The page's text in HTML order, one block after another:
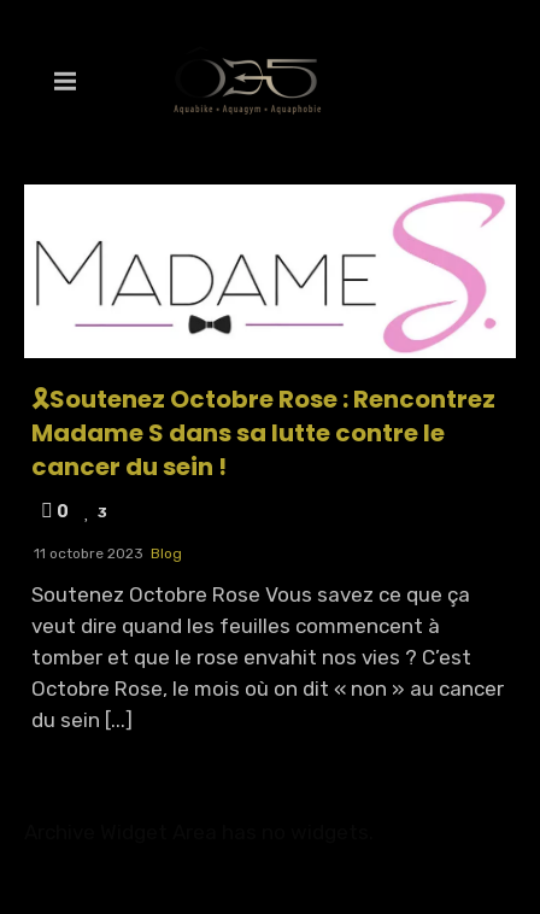
🎗️Soutenez Octobre Rose : Rencontrez
Madame S dans sa lutte contre le
cancer du sein !
0 3
11 octobre 2023 Blog
Soutenez Octobre Rose Vous savez ce que ça
veut dire quand les feuilles commencent à
tomber et que le rose envahit nos vies ? C’est
Octobre Rose, le mois où on dit « non » au cancer
du sein [...]